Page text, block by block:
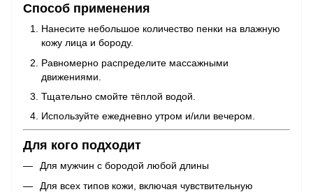
Способ применения
Нанесите небольшое количество пенки на влажную
кожу лица и бороду.
Равномерно распределите массажными
движениями.
Тщательно смойте тёплой водой.
Используйте ежедневно утром и/или вечером.
Для кого подходит
Для мужчин с бородой любой длины
Для всех типов кожи, включая чувствительную